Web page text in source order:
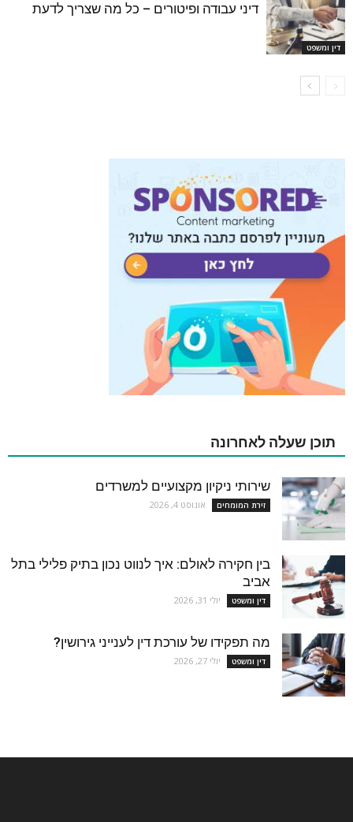
דין ומשפט
דיני עבודה ופיטורים – כל מה שצריך לדעת
תוכן שעלה לאחרונה
שירותי ניקיון מקצועיים למשרדים
זירת המומחים אוגוסט 4, 2026
בין חקירה לאולם: איך לנווט נכון בתיק פלילי בתל
אביב
דין ומשפט יולי 31, 2026
מה תפקידו של עורכת דין לענייני גירושין?
דין ומשפט יולי 27, 2026